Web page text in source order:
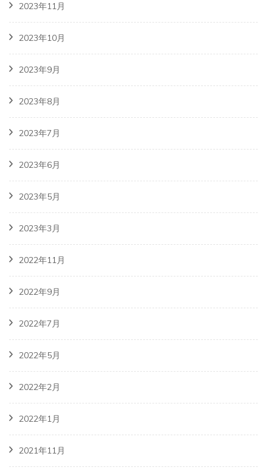
2023年11月
2023年10月
2023年9月
2023年8月
2023年7月
2023年6月
2023年5月
2023年3月
2022年11月
2022年9月
2022年7月
2022年5月
2022年2月
2022年1月
2021年11月